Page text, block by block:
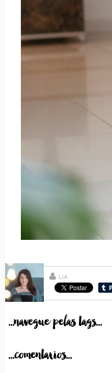
LIA
...navegue pelas tags...
...comentarios...